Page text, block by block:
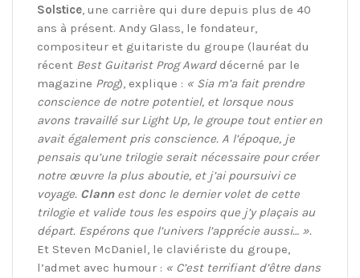
Solstice, une carrière qui dure depuis plus de 40
ans à présent. Andy Glass, le fondateur,
compositeur et guitariste du groupe (lauréat du
récent Best Guitarist Prog Awarddécerné par le
magazine Prog), explique : « Sia m’a fait prendre
conscience de notre potentiel, et lorsque nous
avons travaillé sur Light Up, le groupe tout entier en
avait également pris conscience. A l’époque, je
pensais qu’une trilogie serait nécessaire pour créer
notre œuvre la plus aboutie, et j’ai poursuivi ce
voyage. Clannest donc le dernier volet de cette
trilogie et valide tous les espoirs que j’y plaçais au
départ. Espérons que l’univers l’apprécie aussi… ».
Et Steven McDaniel, le claviériste du groupe,
l’admet avec humour : « C’est terrifiant d’être dans